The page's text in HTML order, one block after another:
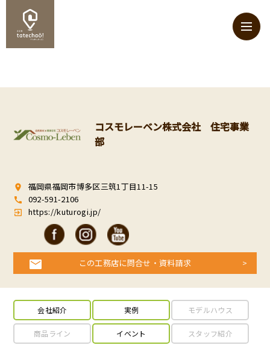
コスモレーベン株式会社 住宅事業
部
room 福岡県福岡市博多区三筑1丁目11-15
call 092-591-2106
exit_to_app https://kuturogi.jp/
この工務店に問合せ・資料請求
会社紹介 実例 モデルハウス
商品ライン イベント スタッフ紹介